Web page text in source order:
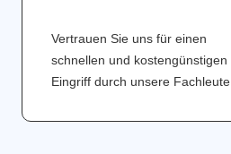
Vertrauen Sie uns für einen
schnellen und kostengünstigen
Eingriff durch unsere Fachleute